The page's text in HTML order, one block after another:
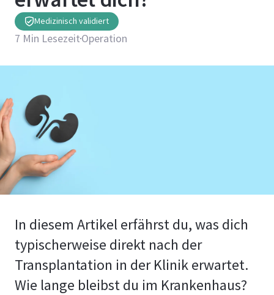
Medizinisch validiert
7 Min LesezeitOperation
In diesem Artikel erfährst du, was dich
typischerweise direkt nach der
Transplantation in der Klinik erwartet.
Wie lange bleibst du im Krankenhaus?